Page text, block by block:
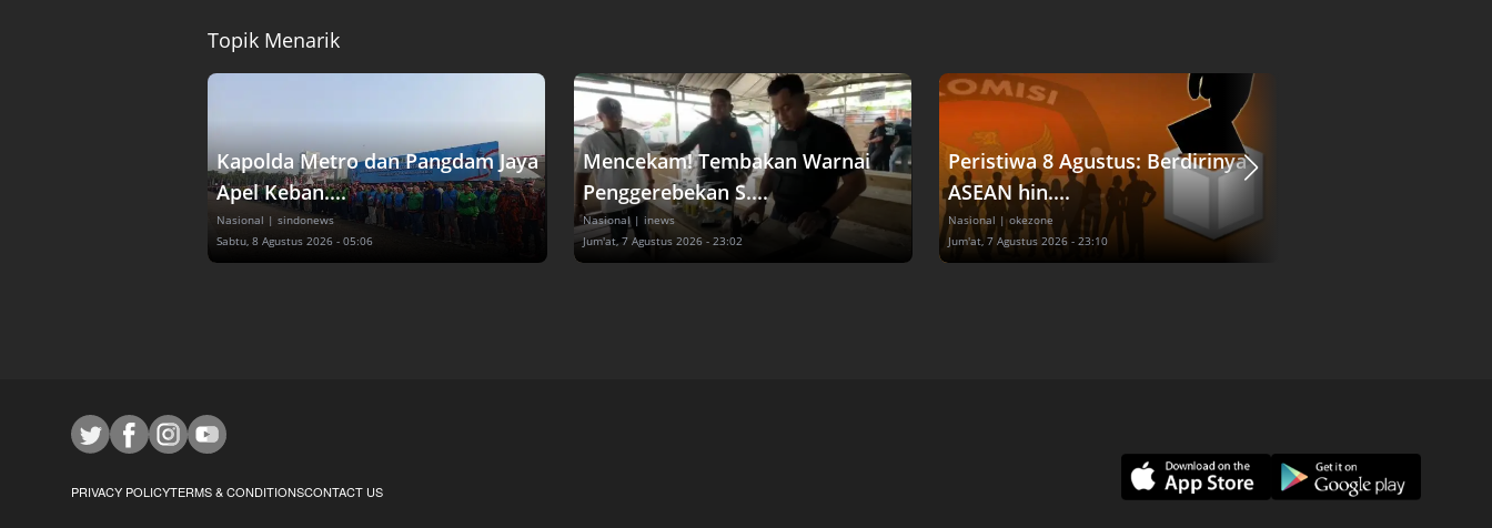
Topik Menarik
Kapolda Metro dan Pangdam Jaya
Apel Keban....
Nasional | sindonews
Sabtu, 8 Agustus 2026 - 05:06
Mencekam! Tembakan Warnai
Penggerebekan S....
Nasional | inews
Jum'at, 7 Agustus 2026 - 23:02
Peristiwa 8 Agustus: Berdirinya
ASEAN hin....
Nasional | okezone
Jum'at, 7 Agustus 2026 - 23:10
PRIVACY POLICYTERMS & CONDITIONSCONTACT US